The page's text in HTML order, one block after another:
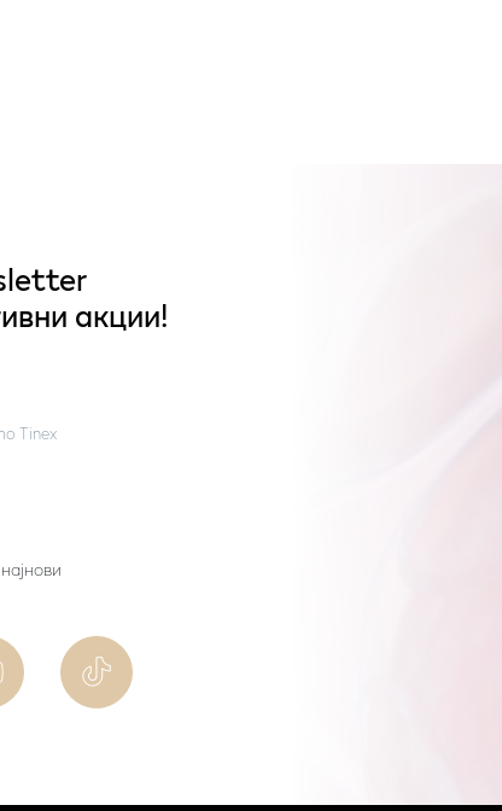
акции!
Tinex